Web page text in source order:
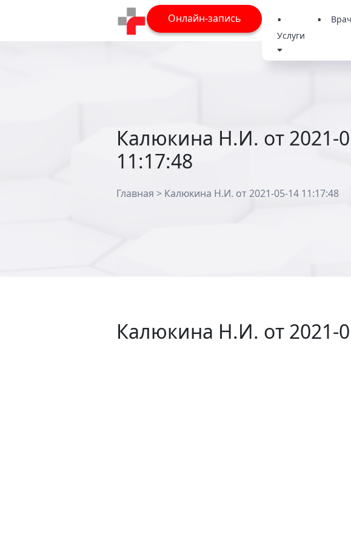
Онлайн-запись
Услуги
Калюкина Н.И. от 2021-
11:17:48
Главная > Калюкина Н.И. от 2021-05-14 11:17:48
Калюкина Н.И. от 2021-